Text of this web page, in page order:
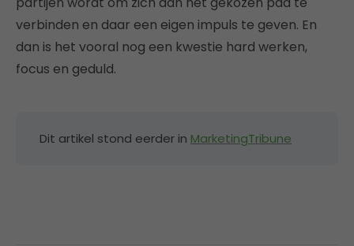
verbinden en daar een eigen impuls te geven. En
dan is het vooral nog een kwestie hard werken,
focus en geduld.
Dit artikel stond eerder in MarketingTribune